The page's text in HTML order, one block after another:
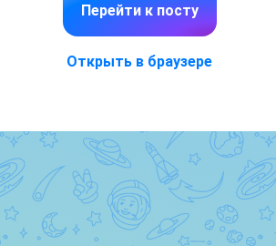
Перейти к посту
Открыть в браузере